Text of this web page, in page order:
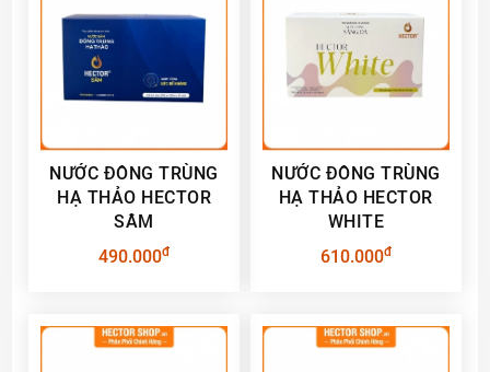
NƯỚC ĐÔNG TRÙNG
HẠ THẢO HECTOR
SÂM
490.000đ
NƯỚC ĐÔNG TRÙNG
HẠ THẢO HECTOR
WHITE
610.000đ